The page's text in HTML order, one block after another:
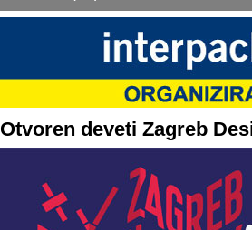
Otvoren deveti Zagreb